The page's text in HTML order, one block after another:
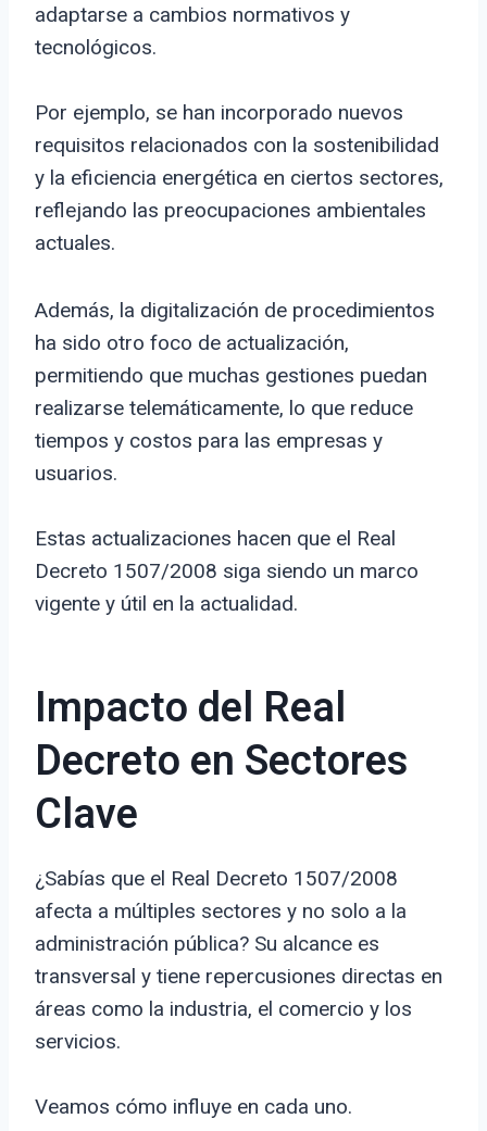
adaptarse a cambios normativos y
tecnológicos.
Por ejemplo, se han incorporado nuevos
requisitos relacionados con la sostenibilidad
y la eficiencia energética en ciertos sectores,
reflejando las preocupaciones ambientales
actuales.
Además, la digitalización de procedimientos
ha sido otro foco de actualización,
permitiendo que muchas gestiones puedan
realizarse telemáticamente, lo que reduce
tiempos y costos para las empresas y
usuarios.
Estas actualizaciones hacen que el Real
Decreto 1507/2008 siga siendo un marco
vigente y útil en la actualidad.
Impacto del Real
Decreto en Sectores
Clave
¿Sabías que el Real Decreto 1507/2008
afecta a múltiples sectores y no solo a la
administración pública? Su alcance es
transversal y tiene repercusiones directas en
áreas como la industria, el comercio y los
servicios.
Veamos cómo influye en cada uno.